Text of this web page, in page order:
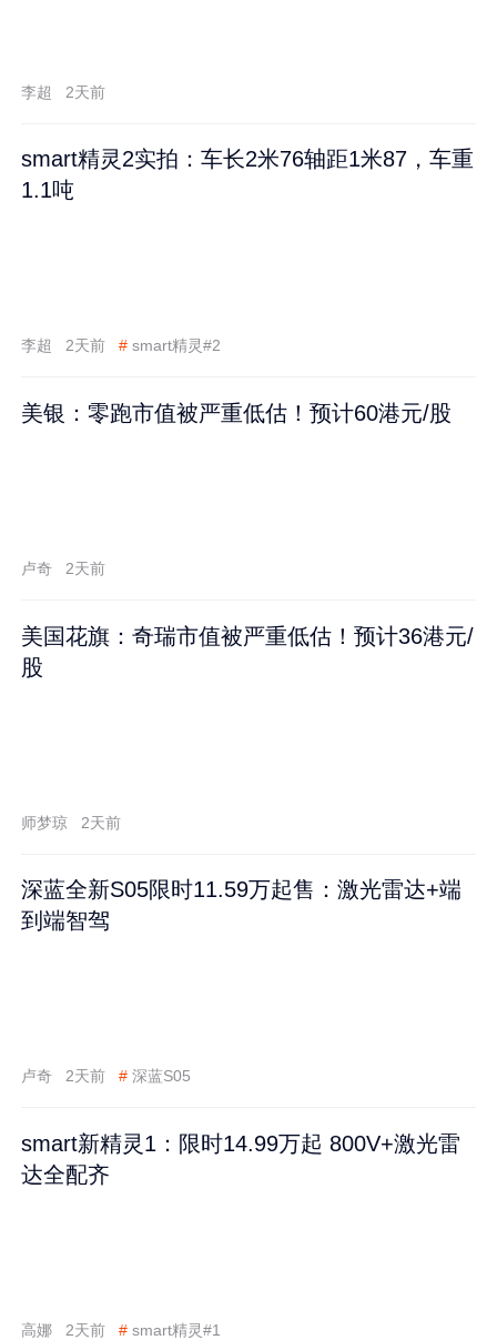
李超 2天前
smart精灵2实拍：车长2米76轴距1米87，车重
1.1吨
李超 2天前 # smart精灵#2
美银：零跑市值被严重低估！预计60港元/股
卢奇 2天前
美国花旗：奇瑞市值被严重低估！预计36港元/
股
师梦琼 2天前
深蓝全新S05限时11.59万起售：激光雷达+端
到端智驾
卢奇 2天前 # 深蓝S05
smart新精灵1：限时14.99万起 800V+激光雷
达全配齐
高娜 2天前 # smart精灵#1